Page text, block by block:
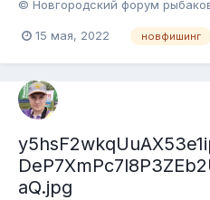
© Новгородский форум
15 мая, 2022 новфишинг
aQ.jpg